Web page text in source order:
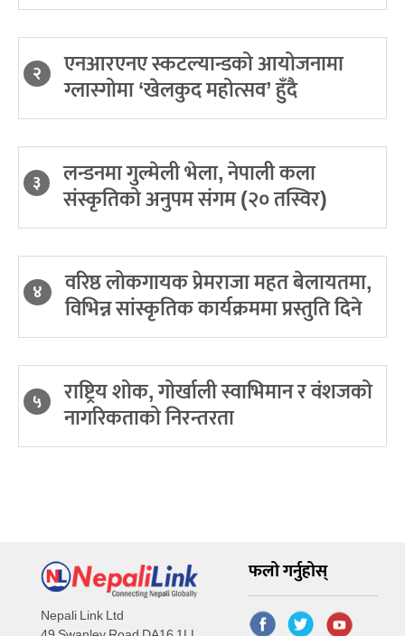
२ एनआरएनए स्कटल्यान्डको आयोजनामा
ग्लास्गोमा ‘खेलकुद महोत्सव’ हुँदै
३ लन्डनमा गुल्मेली भेला, नेपाली कला
संस्कृतिको अनुपम संगम (२० तस्विर)
४ वरिष्ठ लोकगायक प्रेमराजा महत बेलायतमा,
विभिन्न सांस्कृतिक कार्यक्रममा प्रस्तुति दिने
५ राष्ट्रिय शोक, गोर्खाली स्वाभिमान र वंशजको
नागरिकताको निरन्तरता
Nepali Link Ltd
फलो गर्नुहोस्